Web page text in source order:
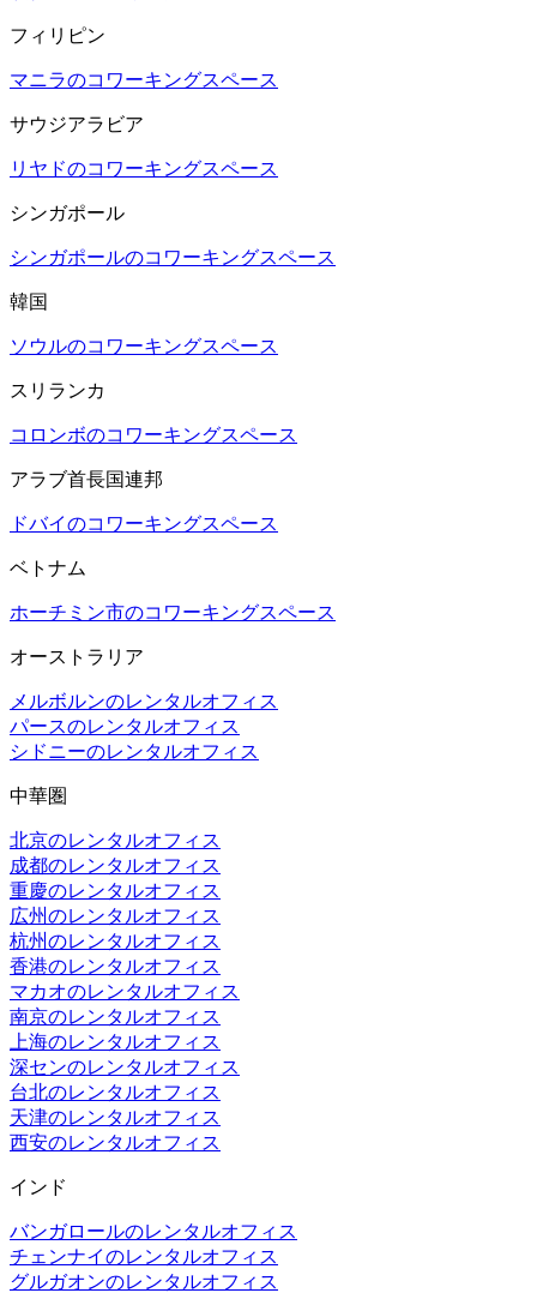
フィリピン
マニラのコワーキングスペース
サウジアラビア
リヤドのコワーキングスペース
シンガポール
シンガポールのコワーキングスペース
韓国
ソウルのコワーキングスペース
スリランカ
コロンボのコワーキングスペース
アラブ首長国連邦
ドバイのコワーキングスペース
ベトナム
ホーチミン市のコワーキングスペース
オーストラリア
メルボルンのレンタルオフィス
パースのレンタルオフィス
シドニーのレンタルオフィス
中華圏
北京のレンタルオフィス
成都のレンタルオフィス
重慶のレンタルオフィス
広州のレンタルオフィス
杭州のレンタルオフィス
香港のレンタルオフィス
マカオのレンタルオフィス
南京のレンタルオフィス
上海のレンタルオフィス
深センのレンタルオフィス
台北のレンタルオフィス
天津のレンタルオフィス
西安のレンタルオフィス
インド
バンガロールのレンタルオフィス
チェンナイのレンタルオフィス
グルガオンのレンタルオフィス